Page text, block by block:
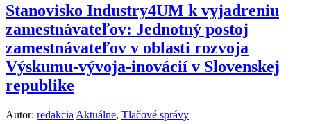
Stanovisko Industry4UM k vyjadreniu
zamestnávateľov: Jednotný postoj
zamestnávateľov v oblasti rozvoja
Výskumu-vývoja-inovácií v Slovenskej
republike
Autor: redakcia Aktuálne, Tlačové správy